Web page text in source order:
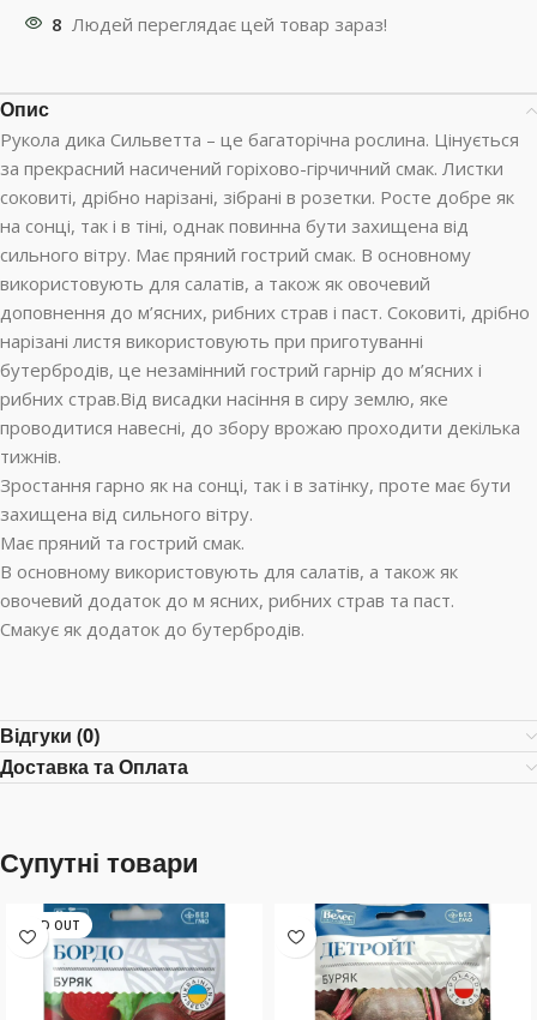
8 Людей переглядає цей товар зараз!
Опис
Рукола дика Сильветта – це багаторічна рослина. Цінується
за прекрасний насичений горіхово-гірчичний смак. Листки
соковиті, дрібно нарізані, зібрані в розетки. Росте добре як
на сонці, так і в тіні, однак повинна бути захищена від
сильного вітру. Має пряний гострий смак. В основному
використовують для салатів, а також як овочевий
доповнення до м’ясних, рибних страв і паст. Соковиті, дрібно
нарізані листя використовують при приготуванні
бутербродів, це незамінний гострий гарнір до м’ясних і
рибних страв.Від висадки насіння в сиру землю, яке
проводитися навесні, до збору врожаю проходити декілька
тижнів.
Зростання гарно як на сонці, так і в затінку, проте має бути
захищена від сильного вітру.
Має пряний та гострий смак.
В основному використовують для салатів, а також як
овочевий додаток до м ясних, рибних страв та паст.
Смакує як додаток до бутербродів.
Відгуки (0)
Доставка та Оплата
Супутні товари
SOLD OUT